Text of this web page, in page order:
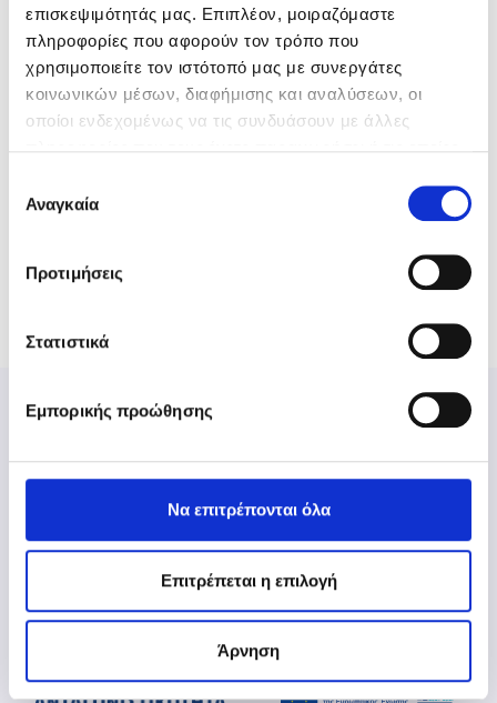
επισκεψιμότητάς μας. Επιπλέον, μοιραζόμαστε
πληροφορίες που αφορούν τον τρόπο που
χρησιμοποιείτε τον ιστότοπό μας με συνεργάτες
κοινωνικών μέσων, διαφήμισης και αναλύσεων, οι
οποίοι ενδεχομένως να τις συνδυάσουν με άλλες
των υπηρεσιών τους.
συγκατάθεσης
Αναγκαία
Προτιμήσεις
Στατιστικά
Εμπορικής προώθησης
Να επιτρέπονται όλα
Επιτρέπεται η επιλογή
Άρνηση
τη βελτιστοποίηση της λειτουργίας των επιχειρήσεων.
Η ημερίδα απευθύνεται σε:
Ιδιοκτήτες και στελέχη μικρομεσαίων επιχειρήσεων με
Φοροτεχνικούς – στελέχη λογιστηρίων, Συμβούλους
Πληροφορικής, Μέλη του Δικτύου του Ομίλου της
Θεσσαλονίκη: 2310 981700
www.epsilonnet.gr